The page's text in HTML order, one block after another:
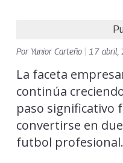
Por Yunior Carteño 17 abril,
La faceta
continúa
paso significativo
convertirse en
futbol profesional.